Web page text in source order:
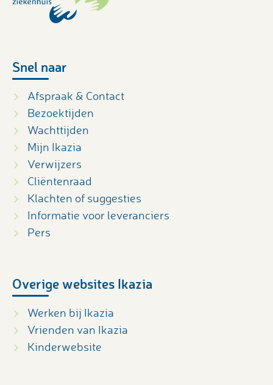
Snel naar
Afspraak & Contact
Bezoektijden
Wachttijden
Mijn Ikazia
Verwijzers
Cliëntenraad
Klachten of suggesties
Informatie voor leveranciers
Pers
Overige websites Ikazia
Werken bij Ikazia
Vrienden van Ikazia
Kinderwebsite